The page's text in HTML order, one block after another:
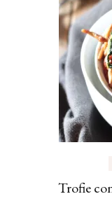
Trofie